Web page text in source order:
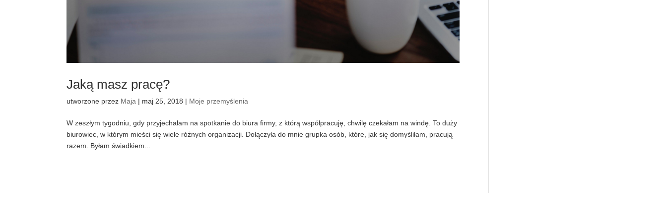
Jaką masz pracę?
utworzone przez Maja | maj 25, 2018 | Moje przemyślenia
W zeszłym tygodniu, gdy przyjechałam na spotkanie do biura firmy, z którą współpracuję, chwilę czekałam na windę. To duży
biurowiec, w którym mieści się wiele różnych organizacji. Dołączyła do mnie grupka osób, które, jak się domyśliłam, pracują
razem. Byłam świadkiem...